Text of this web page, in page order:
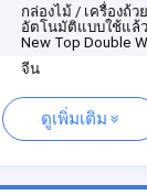
กล่องไม้ / เครื่องถ้
อัตโนมัติแบบใช้แล้
New Top Double
จีน
ดูเพิ่มเติม